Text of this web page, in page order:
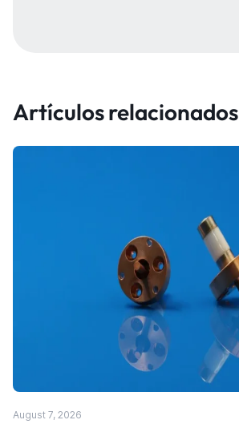
Artículos relacionados
August 7, 2026